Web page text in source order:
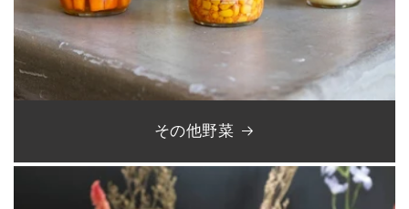
その他野菜